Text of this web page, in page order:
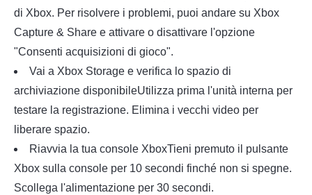
di Xbox. Per risolvere i problemi, puoi andare su Xbox
Capture & Share e attivare o disattivare l'opzione
"Consenti acquisizioni di gioco".
Vai a Xbox Storage e verifica lo spazio di
archiviazione disponibileUtilizza prima l'unità interna per
testare la registrazione. Elimina i vecchi video per
liberare spazio.
Riavvia la tua console XboxTieni premuto il pulsante
Xbox sulla console per 10 secondi finché non si spegne.
Scollega l'alimentazione per 30 secondi.